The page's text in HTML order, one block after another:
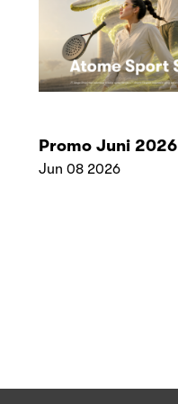
Promo Juni 2026
Jun 08 2026